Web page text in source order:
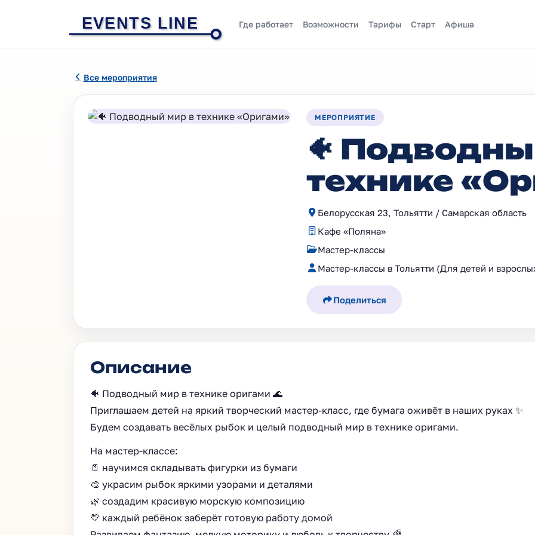
EVENTS LINE Где работает Возможности Тарифы Старт Афиша
Все мероприятия
МЕРОПРИЯТИЕ
🐠
технике
Белорусская 23, Тольятти / Самарская область
Кафе «Поляна»
Мастер-классы
Мастер-классы в Тольятти (Для детей и
Поделиться
Описание
🐠 Подводный мир в технике оригами 🌊
Приглашаем детей на яркий творческий мастер-класс, где бумага оживёт в наших руках ✨
Будем создавать весёлых рыбок и целый подводный мир в технике оригами.
На мастер-классе:
📄 научимся складывать фигурки из бумаги
🎨 украсим рыбок яркими узорами и деталями
🌿 создадим красивую морскую композицию
💛 каждый ребёнок заберёт готовую работу домой